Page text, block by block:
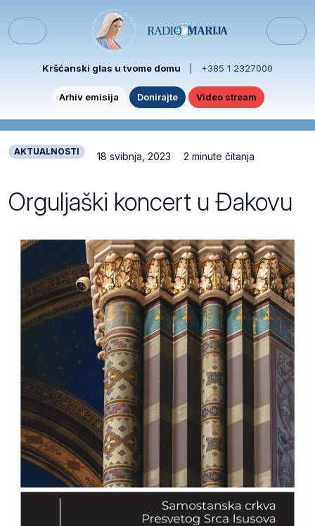
Menu
Kršćanski glas u tvome domu +385 1 2327000
Arhiv emisija Donirajte Video stream
AKTUALNOSTI 18 svibnja, 2023 2 minute čitanja
Orguljaški koncert u Đakovu